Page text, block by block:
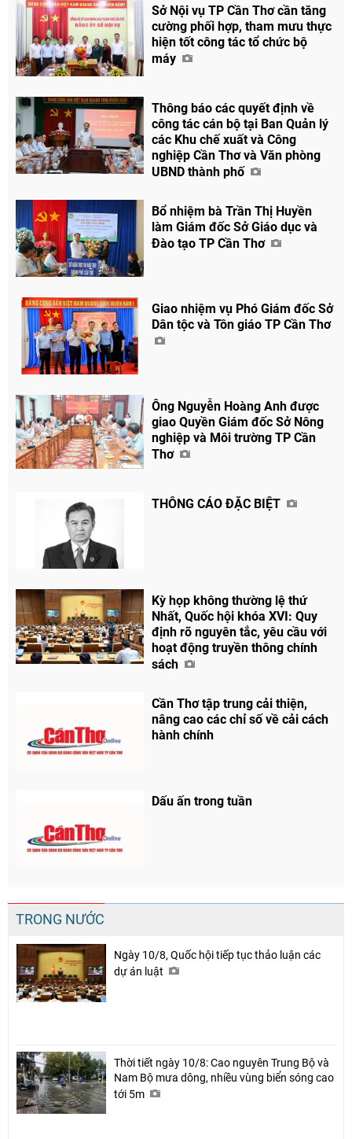
Chia sẻ
Sở Nội vụ TP Cần Thơ cần tăng
cường phối hợp, tham mưu thực
hiện tốt công tác tổ chức bộ
máy
Thông báo các quyết định về
công tác cán bộ tại Ban Quản lý
các Khu chế xuất và Công
nghiệp Cần Thơ và Văn phòng
UBND thành phố
Bổ nhiệm bà Trần Thị Huyền
làm Giám đốc Sở Giáo dục và
Đào tạo TP Cần Thơ
Giao nhiệm vụ Phó Giám đốc Sở
Dân tộc và Tôn giáo TP Cần Thơ
Ông Nguyễn Hoàng Anh được
giao Quyền Giám đốc Sở Nông
nghiệp và Môi trường TP Cần
Thơ
THÔNG CÁO ĐẶC BIỆT
Kỳ họp không thường lệ thứ
Nhất, Quốc hội khóa XVI: Quy
định rõ nguyên tắc, yêu cầu với
hoạt động truyền thông chính
sách
Cần Thơ tập trung cải thiện,
nâng cao các chỉ số về cải cách
hành chính
Dấu ấn trong tuần
TRONG NƯỚC
Ngày 10/8, Quốc hội tiếp tục thảo luận các
dự án luật
Thời tiết ngày 10/8: Cao nguyên Trung Bộ và
Nam Bộ mưa dông, nhiều vùng biển sóng cao
tới 5m